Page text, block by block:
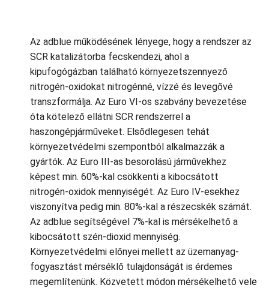
Az adblue működésének lényege, hogy a rendszer az
SCR katalizátorba fecskendezi, ahol a
kipufogógázban található környezetszennyező
nitrogén-oxidokat nitrogénné, vízzé és levegővé
transzformálja. Az Euro VI-os szabvány bevezetése
óta kötelező ellátni SCR rendszerrel a
haszongépjárműveket. Elsődlegesen tehát
környezetvédelmi szempontból alkalmazzák a
gyártók. Az Euro III-as besorolású járművekhez
képest min. 60%-kal csökkenti a kibocsátott
nitrogén-oxidok mennyiségét. Az Euro IV-esekhez
viszonyítva pedig min. 80%-kal a részecskék számát.
Az adblue segítségével 7%-kal is mérsékelhető a
kibocsátott szén-dioxid mennyiség.
Környezetvédelmi előnyei mellett az üzemanyag-
fogyasztást mérséklő tulajdonságát is érdemes
megemlítenünk. Közvetett módon mérsékelhető vele